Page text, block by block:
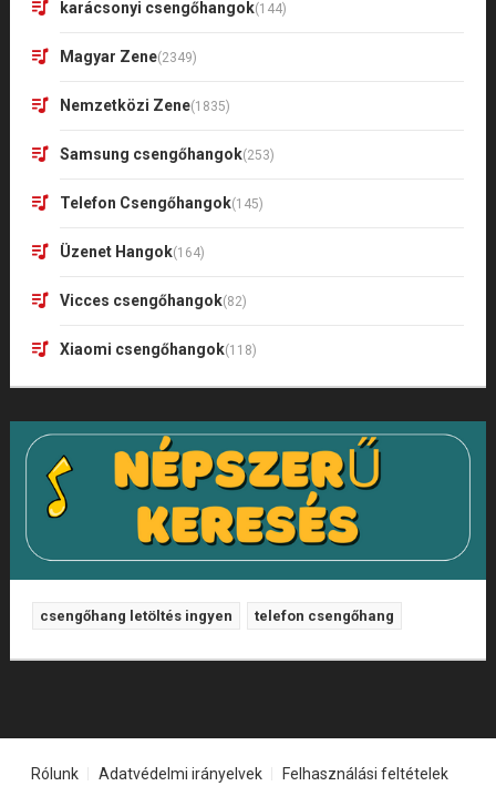
karácsonyi csengőhangok(144)
Magyar Zene(2349)
Nemzetközi Zene(1835)
Samsung csengőhangok(253)
Telefon Csengőhangok(145)
Üzenet Hangok(164)
Vicces csengőhangok(82)
Xiaomi csengőhangok(118)
csengőhang letöltés ingyen telefon csengőhang
Rólunk Adatvédelmi irányelvek Felhasználási feltételek